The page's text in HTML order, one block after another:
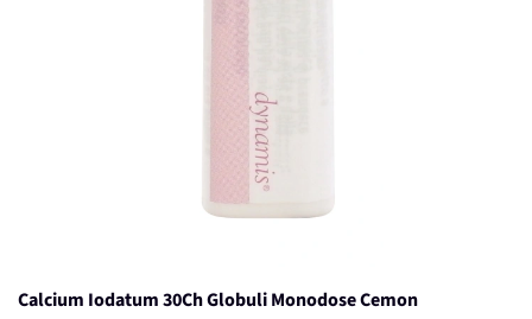
Calcium Iodatum 30Ch Globuli Monodose Cemon